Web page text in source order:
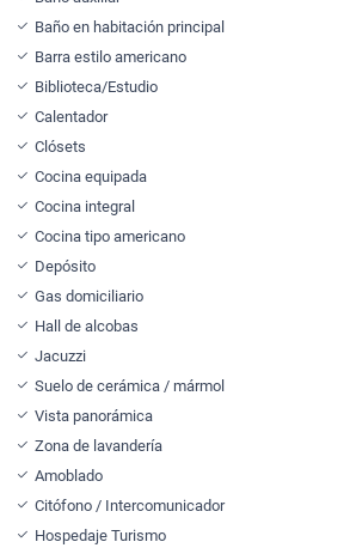
Baño en habitación principal
Barra estilo americano
Biblioteca/Estudio
Calentador
Clósets
Cocina equipada
Cocina integral
Cocina tipo americano
Depósito
Gas domiciliario
Hall de alcobas
Jacuzzi
Suelo de cerámica / mármol
Vista panorámica
Zona de lavandería
Amoblado
Citófono / Intercomunicador
Hospedaje Turismo